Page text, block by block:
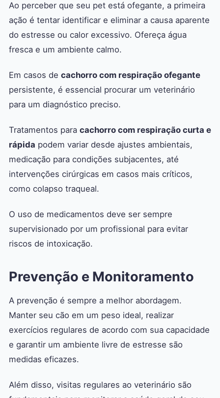
Ao perceber que seu pet está ofegante, a primeira
ação é tentar identificar e eliminar a causa aparente
do estresse ou calor excessivo. Ofereça água
fresca e um ambiente calmo.
Em casos de cachorro com respiração ofegante
persistente, é essencial procurar um veterinário
para um diagnóstico preciso.
Tratamentos para cachorro com respiração curta e
rápida podem variar desde ajustes ambientais,
medicação para condições subjacentes, até
intervenções cirúrgicas em casos mais críticos,
como colapso traqueal.
O uso de medicamentos deve ser sempre
supervisionado por um profissional para evitar
riscos de intoxicação.
Prevenção e Monitoramento
A prevenção é sempre a melhor abordagem.
Manter seu cão em um peso ideal, realizar
exercícios regulares de acordo com sua capacidade
e garantir um ambiente livre de estresse são
medidas eficazes.
Além disso, visitas regulares ao veterinário são